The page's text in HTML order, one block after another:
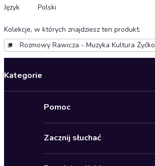
Język
Polski
Kolekcje, w których znajdziesz ten produkt:
Rozmowy Rawicza - Muzyka Kultura Żyćko
Kategorie
Pomoc
Pomoc
Zacznij słuchać